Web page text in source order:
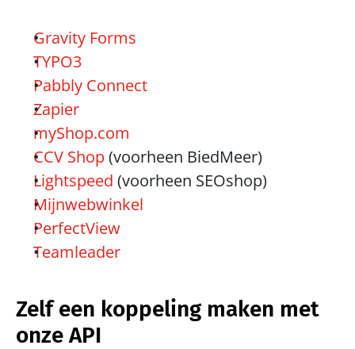
Gravity Forms
TYPO3
Pabbly Connect
Zapier
myShop.com
CCV Shop (voorheen BiedMeer)
Lightspeed (voorheen SEOshop)
Mijnwebwinkel
PerfectView
Teamleader
Zelf een koppeling maken met
onze API